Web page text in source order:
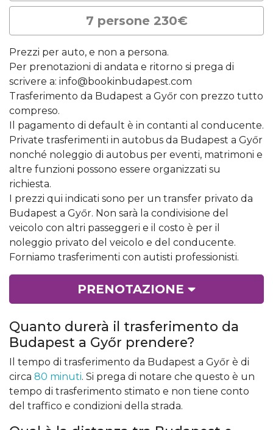
7 persone 230€
Prezzi per auto, e non a persona.
Per prenotazioni di andata e ritorno si prega di
scrivere a: info@bookinbudapest.com
Trasferimento da Budapest a Győr con prezzo tutto
compreso.
Il pagamento di default è in contanti al conducente.
Private trasferimenti in autobus da Budapest a Győr
nonché noleggio di autobus per eventi, matrimoni e
altre funzioni possono essere organizzati su
richiesta.
I prezzi qui indicati sono per un transfer privato da
Budapest a Győr. Non sarà la condivisione del
veicolo con altri passeggeri e il costo è per il
noleggio privato del veicolo e del conducente.
Forniamo trasferimenti con autisti professionisti.
PRENOTAZIONE
Quanto durerà il trasferimento da
Budapest a Győr prendere?
Il tempo di trasferimento da Budapest a Győr è di
circa 80 minuti. Si prega di notare che questo è un
tempo di trasferimento stimato e non tiene conto
del traffico e condizioni della strada.